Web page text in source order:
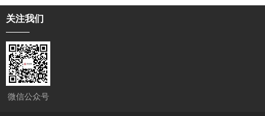
关注我们
微信公众号